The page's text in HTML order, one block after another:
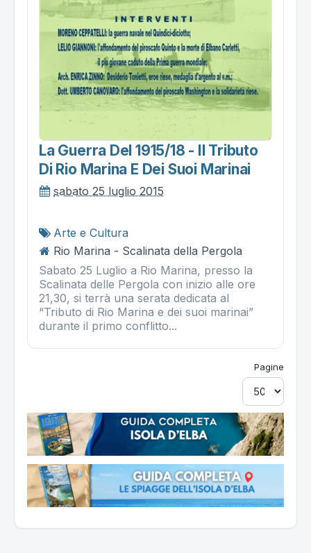
La Guerra Del 1915/18 - Il Tributo
Di Rio Marina E Dei Suoi Marinai
sabato 25 luglio 2015
Arte e Cultura
Rio Marina - Scalinata della Pergola
Sabato 25 Luglio a Rio Marina, presso la
Scalinata delle Pergola con inizio alle ore
21,30, si terrà una serata dedicata al
“Tributo di Rio Marina e dei suoi marinai”
durante il primo conflitto...
Pagine